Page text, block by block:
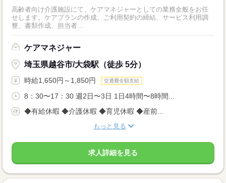
高齢者向け介護施設にて、ケアマネジャーとしての業務全般をお任
せします。ケアプランの作成、ご利用契約の締結、サービス利用調
整、書類作成、担当者...
ケアマネジャー
埼玉県越谷市/大袋駅（徒歩 5分）
時給1,650円～1,850円 交通費全額支給
8：30〜17：30 週2日〜3日 1日4時間〜8時間...
◆有給休暇 ◆介護休暇 ◆育児休暇 ◆産前...
もっと見る
求人詳細を見る